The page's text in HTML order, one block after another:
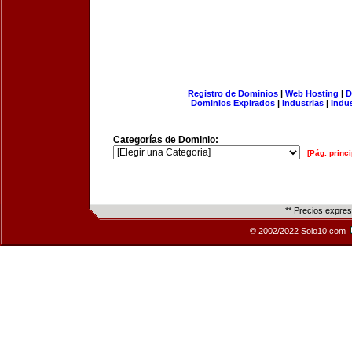
Registro de Dominios| Web Hosting |
Dominios Expirados | Industrias |
Categorías de Dominio:
[Pág.
** Precios
© 2002/2022 Solo10.com